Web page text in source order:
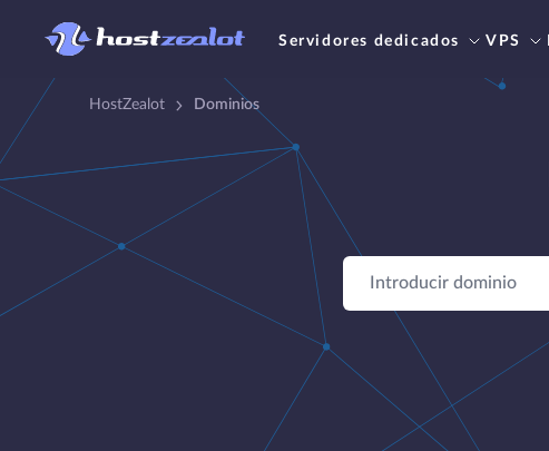
Servidores dedicados VPS
HostZealot Dominios